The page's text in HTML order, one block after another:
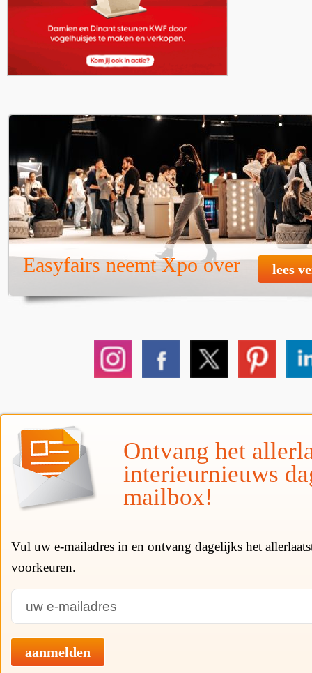
Easyfairs neemt Xpo over lees
Ontvang het
interieurnieuws
mailbox!
Vul uw e-mailadres in en ontvang dagelijks het
voorkeuren.
aanmelden